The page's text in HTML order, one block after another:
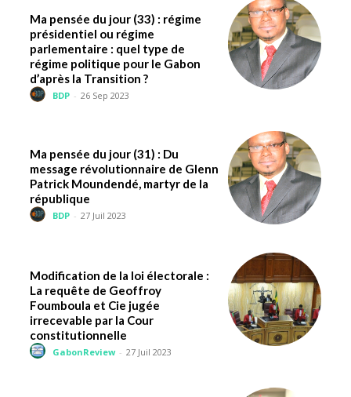
Ma pensée du jour (33) : régime
présidentiel ou régime
parlementaire : quel type de
régime politique pour le Gabon
d’après la Transition ?
BDP - 26 Sep 2023
Ma pensée du jour (31) : Du
message révolutionnaire de Glenn
Patrick Moundendé, martyr de la
république
BDP - 27 Juil 2023
Modification de la loi électorale :
La requête de Geoffroy
Foumboula et Cie jugée
irrecevable par la Cour
constitutionnelle
GabonReview - 27 Juil 2023